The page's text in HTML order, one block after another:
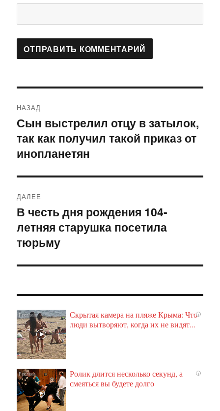
по
записям
НАЗАД
Предыдущая
запись:
Сын выстрелил отцу в затылок,
так как получил такой приказ от
инопланетян
ДАЛЕЕ
Следующая
запись:
В честь дня рождения 104-
летняя старушка посетила
тюрьму
i
Скрытая камера на пляже Крыма: Что
люди вытворяют, когда их не видят...
i
Ролик длится несколько секунд, а
смеяться вы будете долго